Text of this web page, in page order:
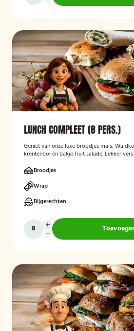
LUNCH COMPLEET (8 PERS.)
Geniet van onze luxe broodjes mais,
krentenbol en bakje fruit salade. Lekker
Broodjes
Wrap
Bijgerechten